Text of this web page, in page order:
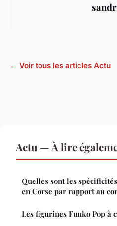
← Voir tous les articles Actu
Actu — À lire
Quelles sont les
en Corse par rapport au
Les figurines Funko Pop à